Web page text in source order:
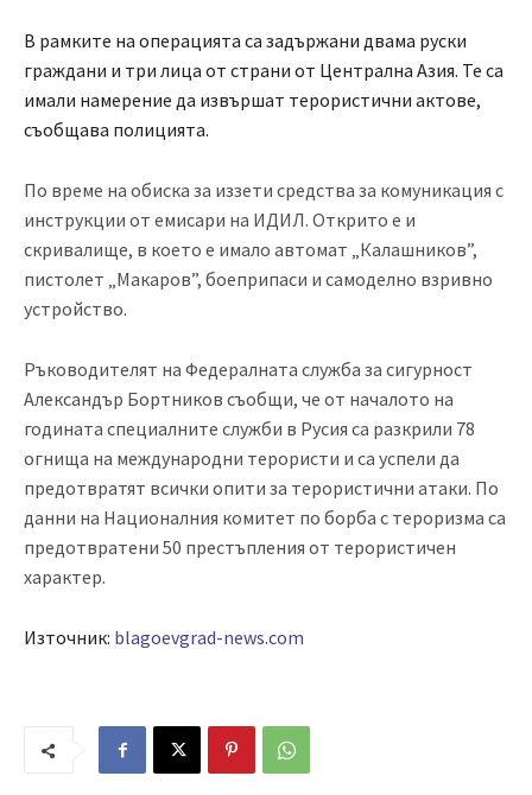
В рамките на операцията са задържани двама руски
граждани и три лица от страни от Централна Азия. Те са
имали намерение да извършат терористични актове,
съобщава полицията.
По време на обиска за иззети средства за комуникация с
инструкции от емисари на ИДИЛ. Открито е и
скривалище, в което е имало автомат „Калашников”,
пистолет „Макаров”, боеприпаси и самоделно взривно
устройство.
Ръководителят на Федералната служба за сигурност
Александър Бортников съобщи, че от началото на
годината специалните служби в Русия са разкрили 78
огнища на международни терористи и са успели да
предотвратят всички опити за терористични атаки. По
данни на Националния комитет по борба с тероризма са
предотвратени 50 престъпления от терористичен
характер.
Източник: blagoevgrad-news.com